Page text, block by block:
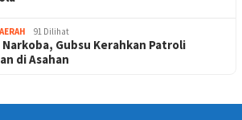
91 Dilihat
Gubsu Kerahkan Patroli
di Asahan